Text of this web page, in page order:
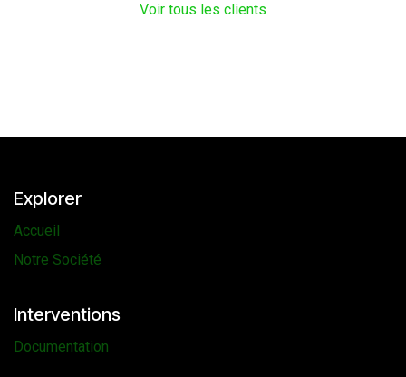
Voir tous les clients
Explorer
Accueil
Notre Société
Interventions
Documentation